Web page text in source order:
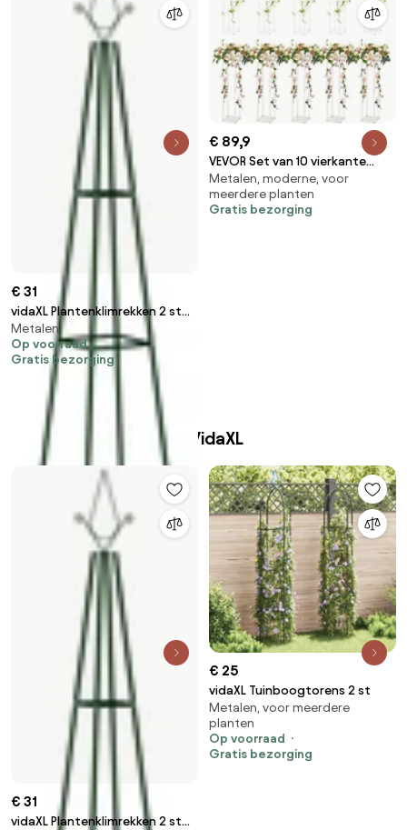
€ 31
vidaXL Plantenklimrekken 2 st
35x35x195 cm ijzer donkergroen
Metalen
Op voorraad
Gratis bezorging
€ 89,9
VEVOR Set van 10 vierkante
bloemenkrukken 20 x 20 x 60
cm Bloemenstandaard Acryl
bijzettafel Moderne
Metalen, moderne, voor
meerdere planten
Gratis bezorging
Beste producten van VidaXL
€ 31
vidaXL Plantenklimrekken 2 st
€ 25
vidaXL Tuinboogtorens 2 st
Metalen, voor meerdere
planten
Op voorraad
Gratis bezorging